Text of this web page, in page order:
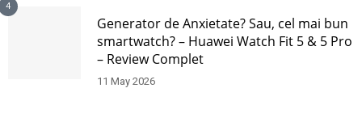
4
Generator de Anxietate? Sau, cel mai bun
smartwatch? – Huawei Watch Fit 5 & 5 Pro
– Review Complet
11 May 2026